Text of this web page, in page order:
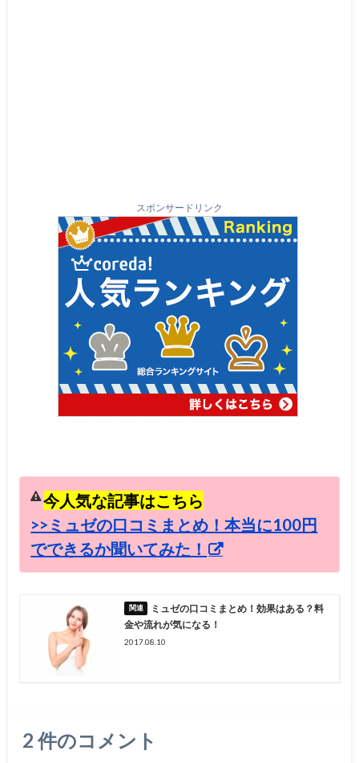
スポンサードリンク
今人気な記事はこちら
>>ミュゼの口コミまとめ！本当に100円
でできるか聞いてみた！
ミュゼの口コミまとめ！効果はある？料
金や流れが気になる！
2017.08.10
2 件のコメント